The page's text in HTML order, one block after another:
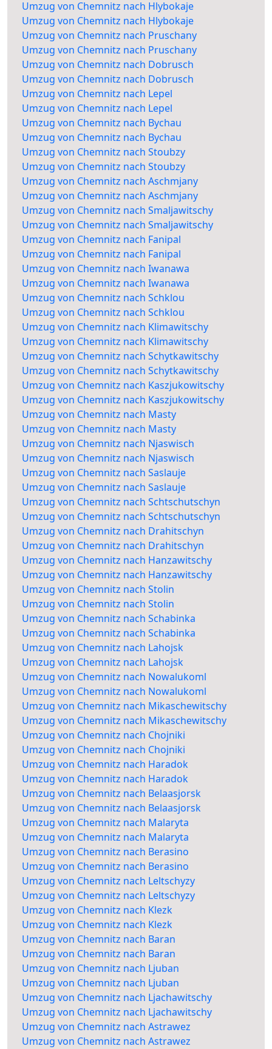
Umzug von Chemnitz nach Hlybokaje
Umzug von Chemnitz nach Hlybokaje
Umzug von Chemnitz nach Pruschany
Umzug von Chemnitz nach Pruschany
Umzug von Chemnitz nach Dobrusch
Umzug von Chemnitz nach Dobrusch
Umzug von Chemnitz nach Lepel
Umzug von Chemnitz nach Lepel
Umzug von Chemnitz nach Bychau
Umzug von Chemnitz nach Bychau
Umzug von Chemnitz nach Stoubzy
Umzug von Chemnitz nach Stoubzy
Umzug von Chemnitz nach Aschmjany
Umzug von Chemnitz nach Aschmjany
Umzug von Chemnitz nach Smaljawitschy
Umzug von Chemnitz nach Smaljawitschy
Umzug von Chemnitz nach Fanipal
Umzug von Chemnitz nach Fanipal
Umzug von Chemnitz nach Iwanawa
Umzug von Chemnitz nach Iwanawa
Umzug von Chemnitz nach Schklou
Umzug von Chemnitz nach Schklou
Umzug von Chemnitz nach Klimawitschy
Umzug von Chemnitz nach Klimawitschy
Umzug von Chemnitz nach Schytkawitschy
Umzug von Chemnitz nach Schytkawitschy
Umzug von Chemnitz nach Kaszjukowitschy
Umzug von Chemnitz nach Kaszjukowitschy
Umzug von Chemnitz nach Masty
Umzug von Chemnitz nach Masty
Umzug von Chemnitz nach Njaswisch
Umzug von Chemnitz nach Njaswisch
Umzug von Chemnitz nach Saslauje
Umzug von Chemnitz nach Saslauje
Umzug von Chemnitz nach Schtschutschyn
Umzug von Chemnitz nach Schtschutschyn
Umzug von Chemnitz nach Drahitschyn
Umzug von Chemnitz nach Drahitschyn
Umzug von Chemnitz nach Hanzawitschy
Umzug von Chemnitz nach Hanzawitschy
Umzug von Chemnitz nach Stolin
Umzug von Chemnitz nach Stolin
Umzug von Chemnitz nach Schabinka
Umzug von Chemnitz nach Schabinka
Umzug von Chemnitz nach Lahojsk
Umzug von Chemnitz nach Lahojsk
Umzug von Chemnitz nach Nowalukoml
Umzug von Chemnitz nach Nowalukoml
Umzug von Chemnitz nach Mikaschewitschy
Umzug von Chemnitz nach Mikaschewitschy
Umzug von Chemnitz nach Chojniki
Umzug von Chemnitz nach Chojniki
Umzug von Chemnitz nach Haradok
Umzug von Chemnitz nach Haradok
Umzug von Chemnitz nach Belaasjorsk
Umzug von Chemnitz nach Belaasjorsk
Umzug von Chemnitz nach Malaryta
Umzug von Chemnitz nach Malaryta
Umzug von Chemnitz nach Berasino
Umzug von Chemnitz nach Berasino
Umzug von Chemnitz nach Leltschyzy
Umzug von Chemnitz nach Leltschyzy
Umzug von Chemnitz nach Klezk
Umzug von Chemnitz nach Klezk
Umzug von Chemnitz nach Baran
Umzug von Chemnitz nach Baran
Umzug von Chemnitz nach Ljuban
Umzug von Chemnitz nach Ljuban
Umzug von Chemnitz nach Ljachawitschy
Umzug von Chemnitz nach Ljachawitschy
Umzug von Chemnitz nach Astrawez
Umzug von Chemnitz nach Astrawez